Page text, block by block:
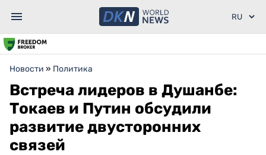
Новости » Политика
Встреча лидеров в Душанбе:
Токаев и Путин обсудили
развитие двусторонних
связей